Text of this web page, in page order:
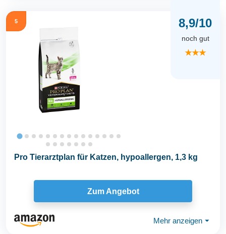
5 8,9/10
noch gut
★★★
Pro Tierarztplan für Katzen, hypoallergen, 1,3 kg
Zum Angebot
Mehr anzeigen ⏷